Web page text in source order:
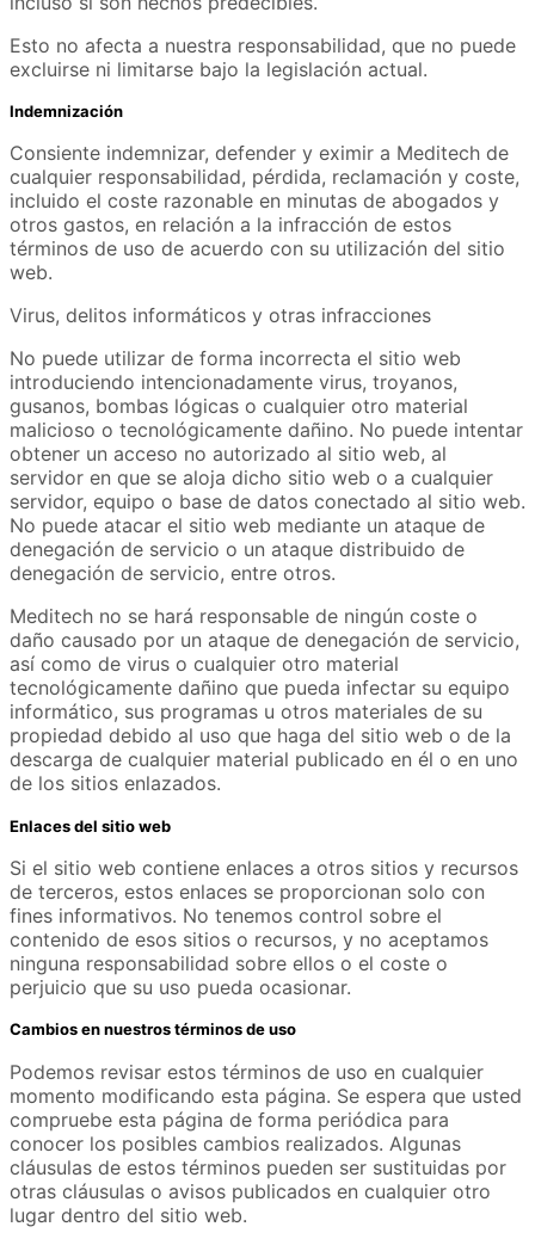
Esto no afecta a nuestra responsabilidad, que no puede
excluirse ni limitarse bajo la legislación actual.
Indemnización
Consiente indemnizar, defender y eximir a Meditech de
cualquier responsabilidad, pérdida, reclamación y coste,
incluido el coste razonable en minutas de abogados y
otros gastos, en relación a la infracción de estos
términos de uso de acuerdo con su utilización del sitio
web.
Virus, delitos informáticos y otras infracciones
No puede utilizar de forma incorrecta el sitio web
introduciendo intencionadamente virus, troyanos,
gusanos, bombas lógicas o cualquier otro material
malicioso o tecnológicamente dañino. No puede intentar
obtener un acceso no autorizado al sitio web, al
servidor en que se aloja dicho sitio web o a cualquier
servidor, equipo o base de datos conectado al sitio web.
No puede atacar el sitio web mediante un ataque de
denegación de servicio o un ataque distribuido de
denegación de servicio, entre otros.
Meditech no se hará responsable de ningún coste o
daño causado por un ataque de denegación de servicio,
así como de virus o cualquier otro material
tecnológicamente dañino que pueda infectar su equipo
informático, sus programas u otros materiales de su
propiedad debido al uso que haga del sitio web o de la
descarga de cualquier material publicado en él o en uno
de los sitios enlazados.
Enlaces del sitio web
Si el sitio web contiene enlaces a otros sitios y recursos
de terceros, estos enlaces se proporcionan solo con
fines informativos. No tenemos control sobre el
contenido de esos sitios o recursos, y no aceptamos
ninguna responsabilidad sobre ellos o el coste o
perjuicio que su uso pueda ocasionar.
Cambios en nuestros términos de uso
Podemos revisar estos términos de uso en cualquier
momento modificando esta página. Se espera que usted
compruebe esta página de forma periódica para
conocer los posibles cambios realizados. Algunas
cláusulas de estos términos pueden ser sustituidas por
otras cláusulas o avisos publicados en cualquier otro
lugar dentro del sitio web.